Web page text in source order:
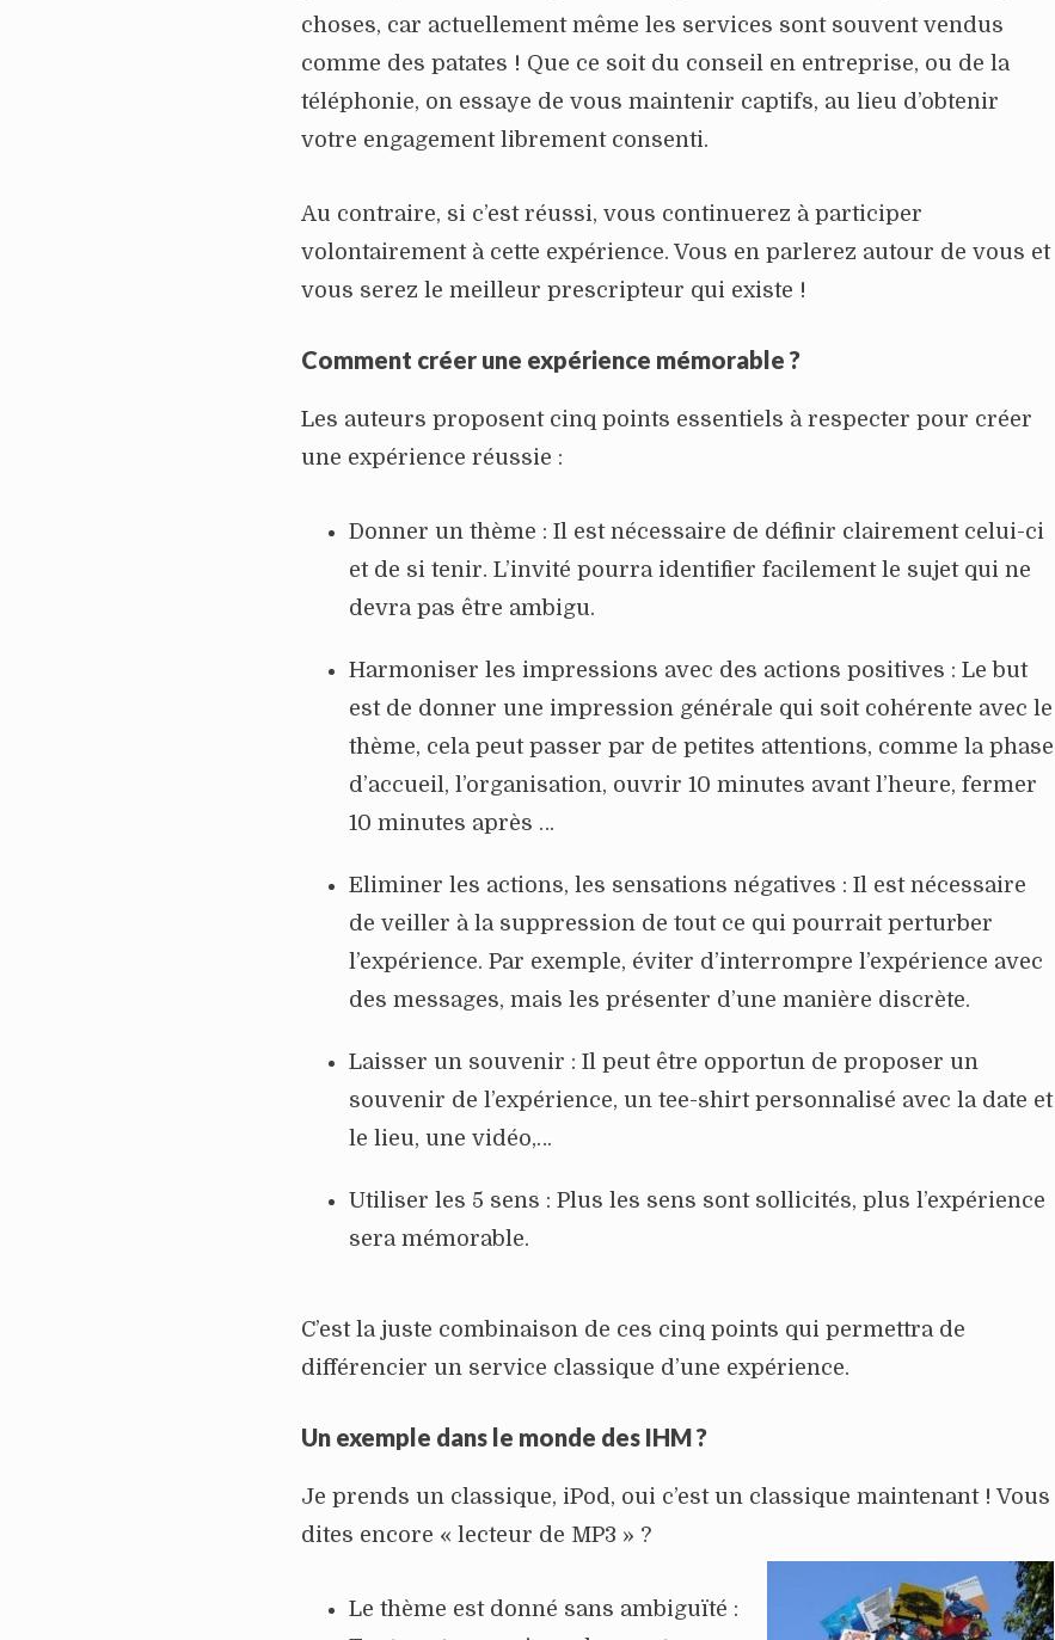
choses, car actuellement même les services sont souvent vendus
comme des patates ! Que ce soit du conseil en entreprise, ou de la
téléphonie, on essaye de vous maintenir captifs, au lieu d’obtenir
votre engagement librement consenti.
Au contraire, si c’est réussi, vous continuerez à participer
volontairement à cette expérience. Vous en parlerez autour de vous et
vous serez le meilleur prescripteur qui existe !
Comment créer une expérience mémorable ?
Les auteurs proposent cinq points essentiels à respecter pour créer
une expérience réussie :
Donner un thème : Il est nécessaire de définir clairement celui-ci
et de si tenir. L’invité pourra identifier facilement le sujet qui ne
devra pas être ambigu.
Harmoniser les impressions avec des actions positives : Le but
est de donner une impression générale qui soit cohérente avec le
thème, cela peut passer par de petites attentions, comme la phase
d’accueil, l’organisation, ouvrir 10 minutes avant l’heure, fermer
10 minutes après …
Eliminer les actions, les sensations négatives : Il est nécessaire
de veiller à la suppression de tout ce qui pourrait perturber
l’expérience. Par exemple, éviter d’interrompre l’expérience avec
des messages, mais les présenter d’une manière discrète.
Laisser un souvenir : Il peut être opportun de proposer un
souvenir de l’expérience, un tee-shirt personnalisé avec la date et
le lieu, une vidéo,…
Utiliser les 5 sens : Plus les sens sont sollicités, plus l’expérience
sera mémorable.
C’est la juste combinaison de ces cinq points qui permettra de
différencier un service classique d’une expérience.
Un exemple dans le monde des IHM ?
Je prends un classique, iPod, oui c’est un classique maintenant ! Vous
dites encore « lecteur de MP3 » ?
Le thème est donné sans ambiguïté :